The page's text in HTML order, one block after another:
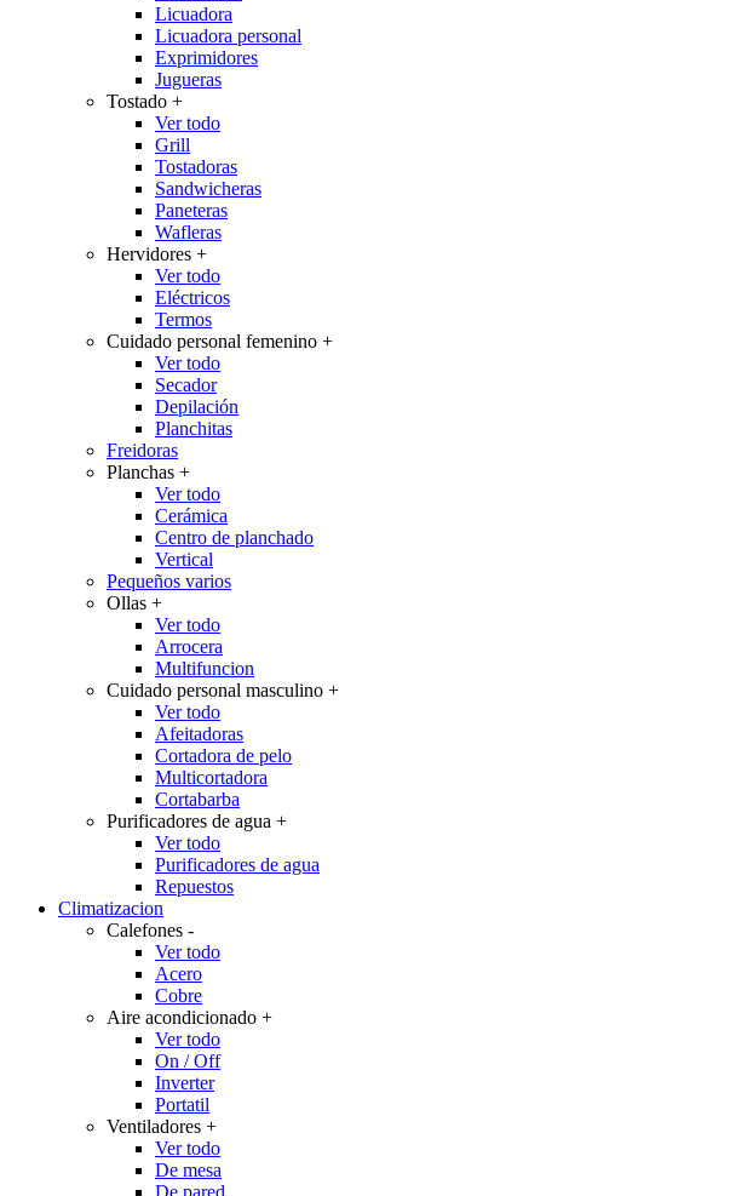
Licuadora
Licuadora personal
Exprimidores
Jugueras
Tostado +
Ver todo
Grill
Tostadoras
Sandwicheras
Paneteras
Wafleras
Hervidores +
Ver todo
Eléctricos
Termos
Cuidado personal femenino +
Ver todo
Secador
Depilación
Planchitas
Freidoras
Planchas +
Ver todo
Cerámica
Centro de planchado
Vertical
Pequeños varios
Ollas +
Ver todo
Arrocera
Multifuncion
Cuidado personal masculino +
Ver todo
Afeitadoras
Cortadora de pelo
Multicortadora
Cortabarba
Purificadores de agua +
Ver todo
Purificadores de agua
Repuestos
Climatizacion
Calefones -
Ver todo
Acero
Cobre
Aire acondicionado +
Ver todo
On / Off
Inverter
Portatil
Ventiladores +
Ver todo
De mesa
De pared